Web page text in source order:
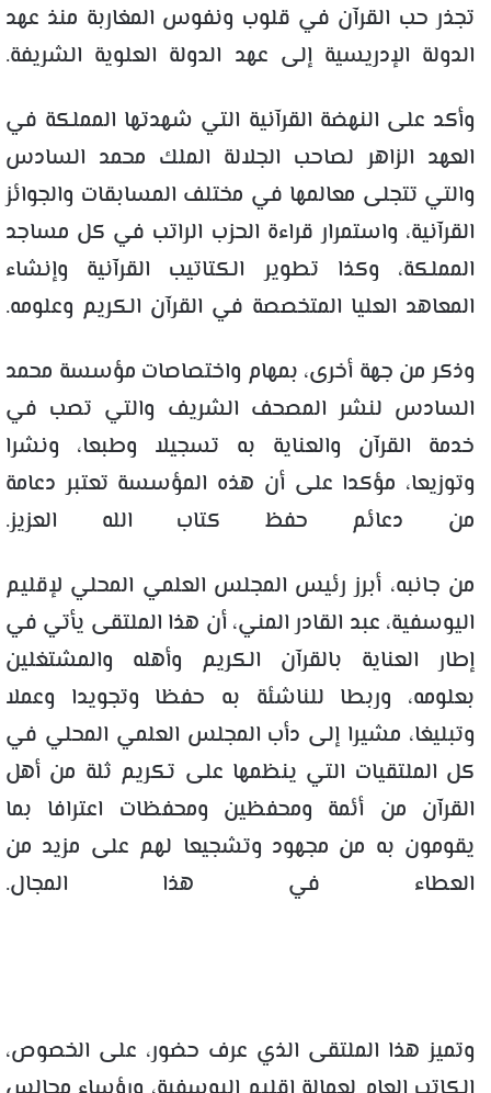
تجذر حب القرآن في قلوب ونفوس المغاربة منذ عهد
الدولة الإدريسية إلى عهد الدولة العلوية الشريفة.
وأكد على النهضة القرآنية التي شهدتها المملكة في
العهد الزاهر لصاحب الجلالة الملك محمد السادس
والتي تتجلى معالمها في مختلف المسابقات والجوائز
القرآنية، واستمرار قراءة الحزب الراتب في كل مساجد
المملكة، وكذا تطوير الكتاتيب القرآنية وإنشاء
المعاهد العليا المتخصصة في القرآن الكريم وعلومه.
وذكر من جهة أخرى، بمهام واختصاصات مؤسسة محمد
السادس لنشر المصحف الشريف والتي تصب في
خدمة القرآن والعناية به تسجيلا وطبعا، ونشرا
وتوزيعا، مؤكدا على أن هذه المؤسسة تعتبر دعامة
من دعائم حفظ كتاب الله العزيز.
من جانبه، أبرز رئيس المجلس العلمي المحلي لإقليم
اليوسفية، عبد القادر المني، أن هذا الملتقى يأتي في
إطار العناية بالقرآن الكريم وأهله والمشتغلين
بعلومه، وربطا للناشئة به حفظا وتجويدا وعملا
وتبليغا، مشيرا إلى دأب المجلس العلمي المحلي في
كل الملتقيات التي ينظمها على تكريم ثلة من أهل
القرآن من أئمة ومحفظين ومحفظات اعترافا بما
يقومون به من مجهود وتشجيعا لهم على مزيد من
العطاء في هذا المجال.
وتميز هذا الملتقى الذي عرف حضور، على الخصوص،